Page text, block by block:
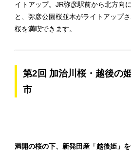
イトアップ。JR弥彦駅前から北方向
と、弥彦公園桜並木がライトアップ
桜を満喫できます。
第2回 加治川桜・越後の
市
満開の桜の下、新発田産「越後姫」